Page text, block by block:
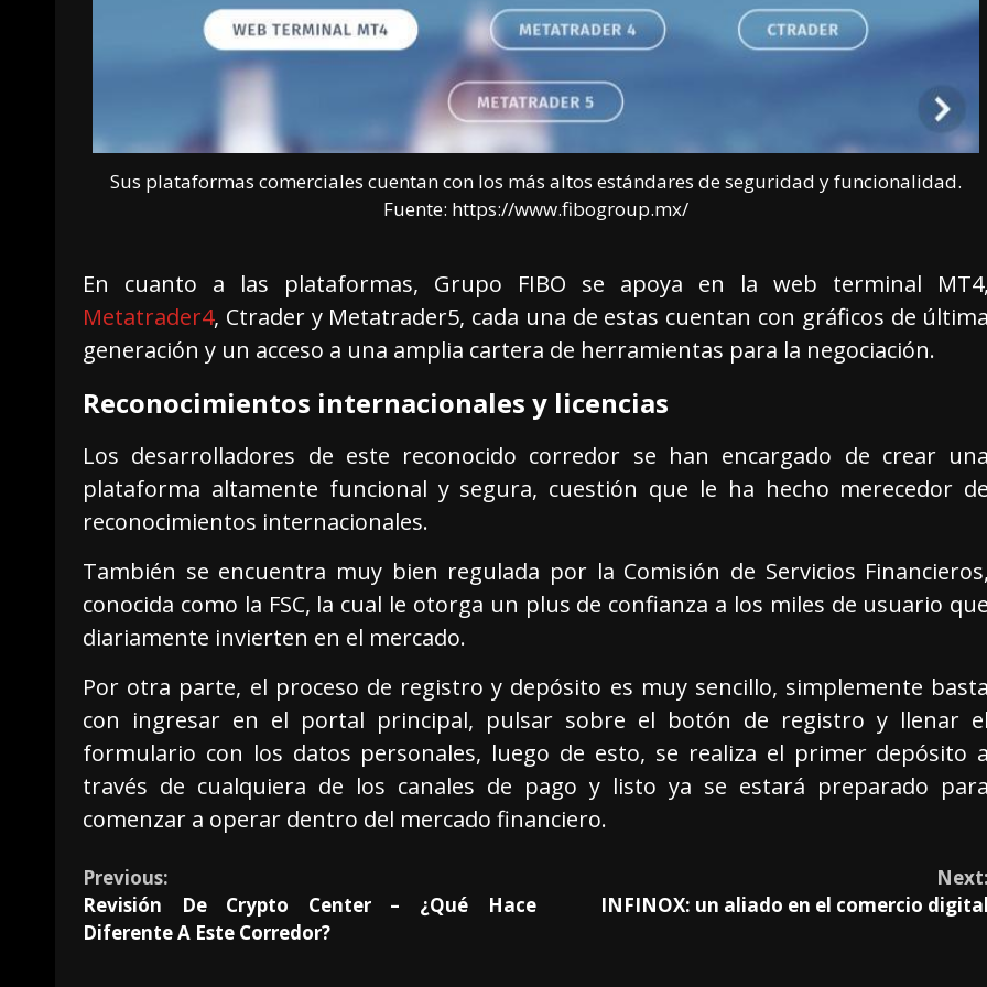
Sus plataformas comerciales cuentan con los más altos estándares de seguridad y funcionalidad.
Fuente: https://www.fibogroup.mx/
En cuanto a las plataformas, Grupo FIBO se apoya en la web terminal MT4,
Metatrader4, Ctrader y Metatrader5, cada una de estas cuentan con gráficos de última
generación y un acceso a una amplia cartera de herramientas para la negociación.
Reconocimientos internacionales y licencias
Los desarrolladores de este reconocido corredor se han encargado de crear una
plataforma altamente funcional y segura, cuestión que le ha hecho merecedor de
reconocimientos internacionales.
También se encuentra muy bien regulada por la Comisión de Servicios Financieros,
conocida como la FSC, la cual le otorga un plus de confianza a los miles de usuario que
diariamente invierten en el mercado.
Por otra parte, el proceso de registro y depósito es muy sencillo, simplemente basta
con ingresar en el portal principal, pulsar sobre el botón de registro y llenar el
formulario con los datos personales, luego de esto, se realiza el primer depósito a
través de cualquiera de los canales de pago y listo ya se estará preparado para
comenzar a operar dentro del mercado financiero.
Previous:
Revisión De Crypto Center – ¿Qué Hace
Diferente A Este Corredor?
Next:
INFINOX: un aliado en el comercio digital